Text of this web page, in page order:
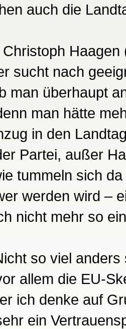
auch die
sucht nach
man überhaupt
man hätte
in den
Partei, außer
tummeln sich
werden wird –
nicht mehr so
so viel
allem die EU-
ich denke auf
ein